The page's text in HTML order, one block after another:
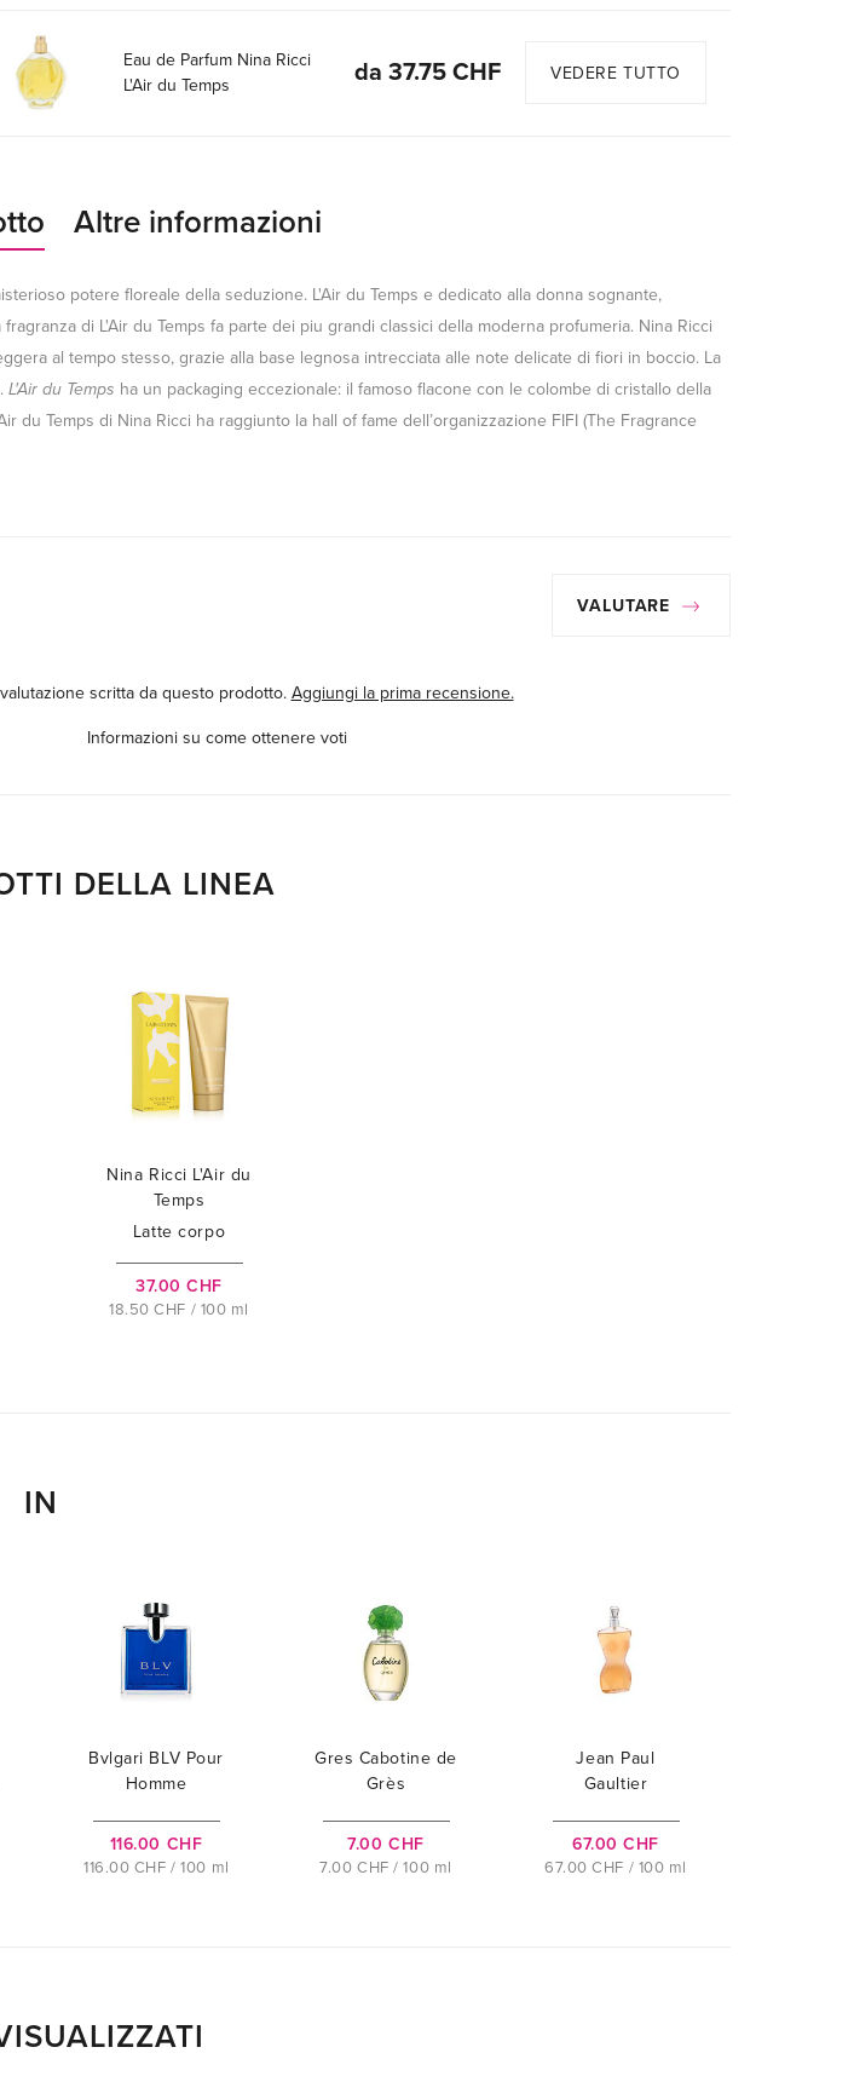
Eau de Parfum Nina Ricci
L'Air du Temps
da 37.75 CHF VEDERE TUTTO
Altre informazioni
potere floreale della seduzione. L'Air du Temps e dedicato alla donna sognante,
di L'Air du Temps fa parte dei piu grandi classici della moderna profumeria. Nina Ricci
al tempo stesso, grazie alla base legnosa intrecciata alle note delicate di fiori in boccio. La
L'Air du Temps ha un packaging eccezionale: il famoso flacone con le colombe di cristallo della
du Temps di Nina Ricci ha raggiunto la hall of fame dell’organizzazione FIFI (The Fragrance
VALUTARE
scritta da questo prodotto. Aggiungi la prima recensione.
Informazioni su come ottenere voti
DELLA LINEA
Nina Ricci L'Air du
Temps
Latte corpo
37.00 CHF
18.50 CHF / 100 ml
IN
Bvlgari BLV Pour
Homme
116.00 CHF
116.00 CHF / 100 ml
Gres Cabotine de
Grès
7.00 CHF
7.00 CHF / 100 ml
Jean Paul
Gaultier
67.00 CHF
67.00 CHF / 100 ml